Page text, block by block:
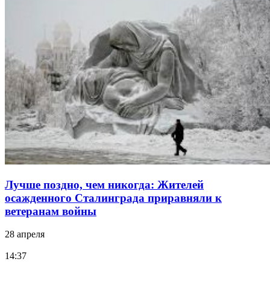
Лучше поздно, чем никогда: Жителей
осажденного Сталинграда приравняли к
ветеранам войны
28 апреля
14:37